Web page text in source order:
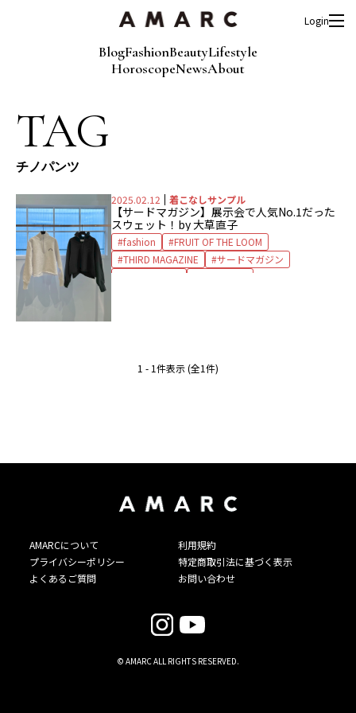
BlogFashionBeautyLifestyle
HoroscopeNewsAbout
Login
TAG
チノパンツ
2025.02.12 着こなしサンプル
【サードマガジン】展示会で人気No.1だった
スウェット！by 大草直子
fashion
FRUIT OF THE LOOM
THIRD MAGAZINE
サードマガジン
1 - 1件表示 (全1件)
AMARCについて
利用規約
プライバシーポリシー
特定商取引法に基づく表示
よくあるご質問
お問い合わせ
© AMARC ALL RIGHTS RESERVED.